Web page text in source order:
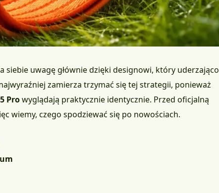
siebie uwagę głównie dzięki designowi, który uderzająco
zamierza trzymać się tej strategii, ponieważ
Prowyglądają praktycznie identycznie. Przed oficjalną
wiemy, czego spodziewać się po nowościach.